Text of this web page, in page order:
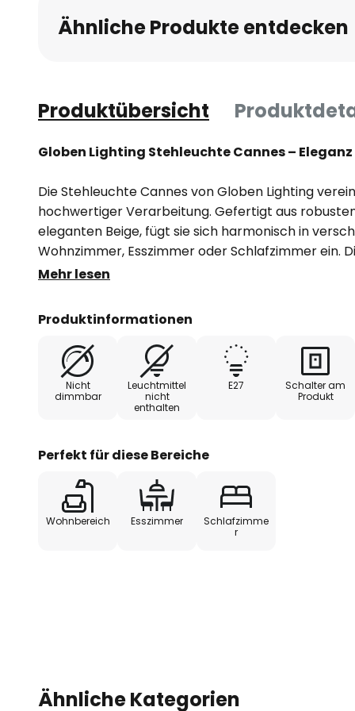
Ähnliche Produkte entdecken
Produktübersicht
Globen Lighting Stehleuchte Cannes –
Die Stehleuchte Cannes von Globen Lighting
hochwertiger Verarbeitung. Gefertigt aus
eleganten Beige, fügt sie sich harmonisch in
Wohnzimmer, Esszimmer oder Schlafzimmer ein.
das durchdachte Design von Patrick Hall machen
Stehleuchte Cannes nicht nur eine Lichtquelle,
Einrichtungselement. Die Kombination aus
dezenten Farbgebung sorgt für eine angenehme
die Funktionalität und Ästhetik dieser Leuchte.
Mehr lesen
Produktinformationen
Nicht
dimmbar
Leuchtmittel
nicht
enthalten
E27
Schalter am
Produkt
Perfekt für diese Bereiche
Wohnbereich Esszimmer
Schlafzimme
r
Ähnliche Kategorien